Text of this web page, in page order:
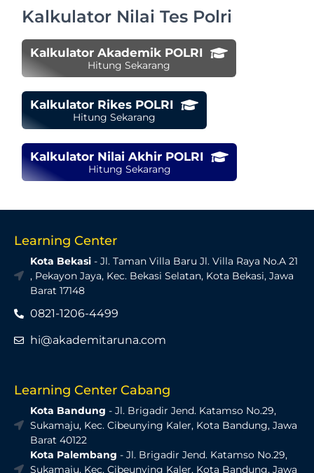
Kalkulator Nilai Tes Polri
Kalkulator Akademik POLRI
Hitung Sekarang
Kalkulator Rikes POLRI
Hitung Sekarang
Kalkulator Nilai Akhir POLRI
Hitung Sekarang
Learning Center
Kota Bekasi- Jl. Taman Villa Baru Jl. Villa Raya No.A 21
, Pekayon Jaya, Kec. Bekasi Selatan, Kota Bekasi, Jawa
Barat 17148
0821-1206-4499
hi@akademitaruna.com
Learning Center Cabang
Kota Bandung - Jl. Brigadir Jend. Katamso No.29,
Sukamaju, Kec. Cibeunying Kaler, Kota Bandung, Jawa
Barat 40122
Kota Palembang - Jl. Brigadir Jend. Katamso No.29,
Sukamaju, Kec. Cibeunying Kaler, Kota Bandung, Jawa